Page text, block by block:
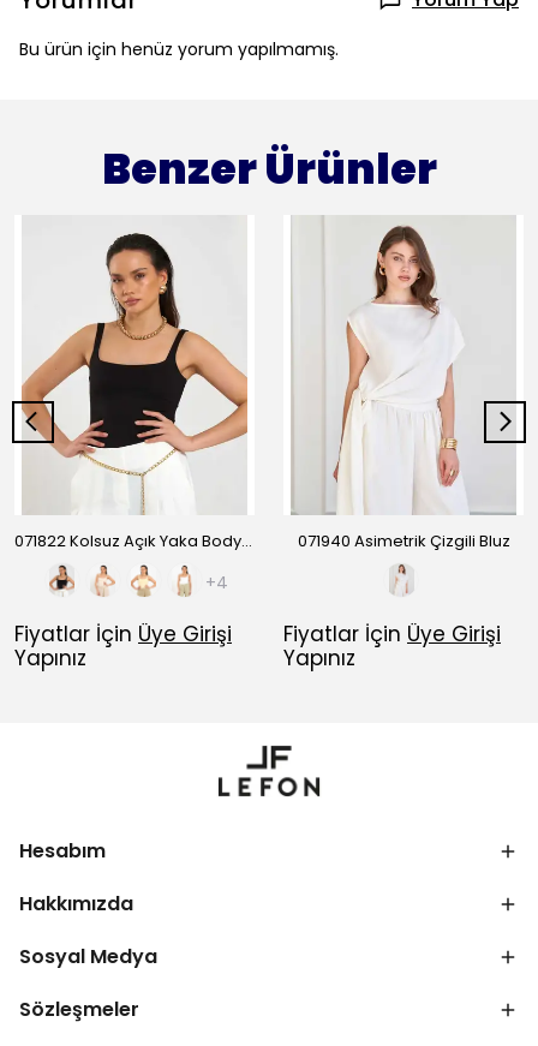
Bu ürün için henüz yorum yapılmamış.
Benzer Ürünler
071822 Kolsuz Açık Yaka Bodysuıt
+4
Fiyatlar İçin Üye Girişi
Yapınız
071940 Asimetrik Çizgili Bluz
Fiyatlar İçin Üye Girişi
Yapınız
Hesabım
Hakkımızda
Sosyal Medya
Sözleşmeler